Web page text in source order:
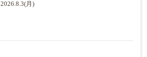
2026.8.3(月)